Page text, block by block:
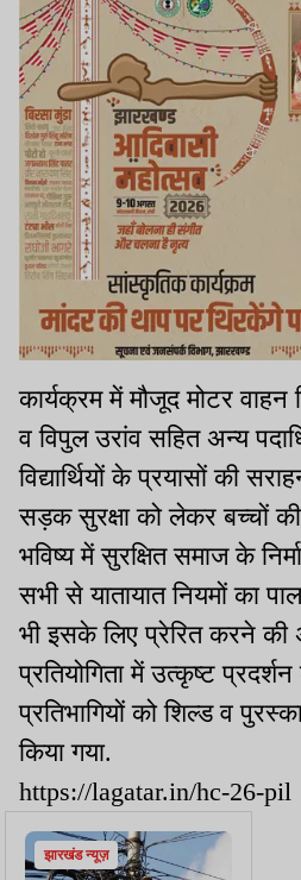
कार्यक्रम में मौजूद मोटर वाहन
व विपुल उरांव सहित अन्य
विद्यार्थियों के प्रयासों की
सड़क सुरक्षा को लेकर बच्चों
भविष्य में सुरक्षित समाज के
सभी से यातायात नियमों का
भी इसके लिए प्रेरित करने की
प्रतियोगिता में उत्कृष्ट
प्रतिभागियों को शिल्ड व
किया गया.
https://lagatar.in/hc-26-pil
झारखंड न्यूज़